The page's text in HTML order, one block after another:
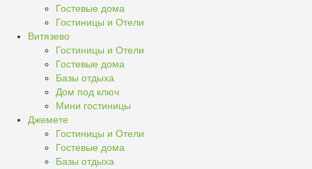
Гостевые дома
Гостиницы и Отели
Витязево
Гостиницы и Отели
Гостевые дома
Базы отдыха
Дом под ключ
Мини гостиницы
Джемете
Гостиницы и Отели
Гостевые дома
Базы отдыха